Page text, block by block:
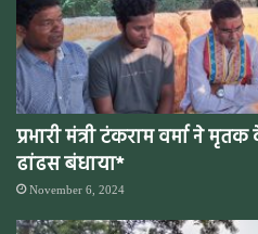
प्रभारी मंत्री टंकराम वर्मा ने
ढांढस बंधाया*
November 6, 2024